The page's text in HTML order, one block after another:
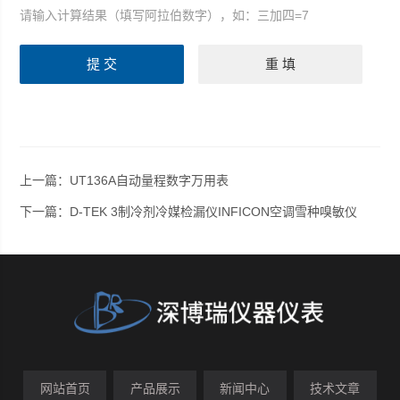
请输入计算结果（填写阿拉伯数字），如：三加四=7
上一篇： UT136A自动量程数字万用表
下一篇： D-TEK 3制冷剂冷媒检漏仪INFICON空调雪种嗅敏仪
网站首页 产品展示 新闻中心 技术文章